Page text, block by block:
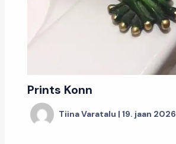
Prints Konn
Tiina Varatalu | 19. jaan 2026